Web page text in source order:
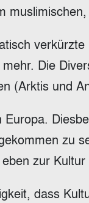
Die
(Arktis und
zu
zur
dass